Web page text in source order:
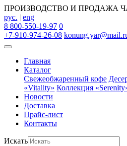
ПРОИЗВОДСТВО И ПРОДАЖА
рус. | eng
8 800-550-19-97 0
+7-910-974-26-08
Главная
Каталог
Свежеобжаренный кофе
«Vitality» Коллекция
Новости
Доставка
Прайс-лист
Контакты
Искать